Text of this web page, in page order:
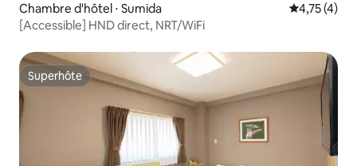
Chambre d'hôtel ⋅ Sumida Évaluation
4,75 (4)
[Accessible] HND direct, NRT/WiFi
Superhôte
Superhôte